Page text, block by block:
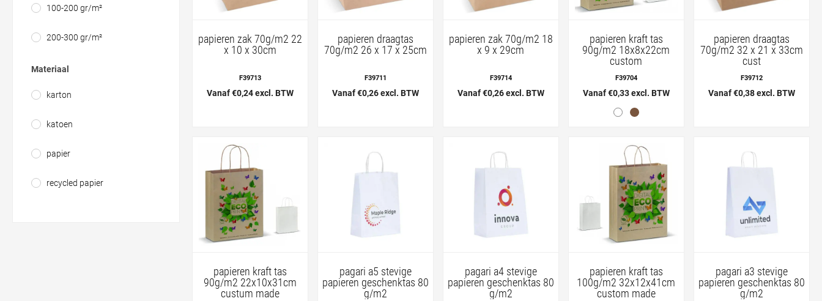
100-200 gr/m²
200-300 gr/m²
Materiaal
karton
katoen
papier
recycled papier
papieren zak 70g/m2 22
x 10 x 30cm
F39713
Vanaf €0,24 excl. BTW
papieren draagtas
70g/m2 26 x 17 x 25cm
F39711
Vanaf €0,26 excl. BTW
papieren zak 70g/m2 18
x 9 x 29cm
F39714
Vanaf €0,26 excl. BTW
papieren kraft tas
90g/m2 18x8x22cm
custom
F39704
Vanaf €0,33 excl. BTW
papieren draagtas
70g/m2 32 x 21 x 33cm
cust
F39712
Vanaf €0,38 excl. BTW
papieren kraft tas
90g/m2 22x10x31cm
custum made
pagari a5 stevige
papieren geschenktas 80
g/m2
pagari a4 stevige
papieren geschenktas 80
g/m2
papieren kraft tas
100g/m2 32x12x41cm
custom made
pagari a3 stevige
papieren geschenktas 80
g/m2